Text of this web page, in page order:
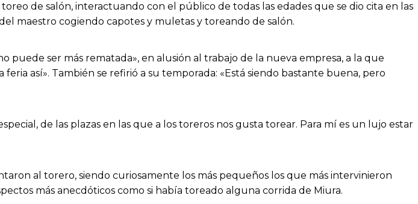
de salón, interactuando con el público de todas las edades que se dio cita en las
maestro cogiendo capotes y muletas y toreando de salón.
puede ser más rematada», en alusión al trabajo de la nueva empresa, a la que
así». También se refirió a su temporada: «Está siendo bastante buena, pero
de las plazas en las que a los toreros nos gusta torear. Para mí es un lujo estar
al torero, siendo curiosamente los más pequeños los que más intervinieron
más anecdóticos como si había toreado alguna corrida de Miura.